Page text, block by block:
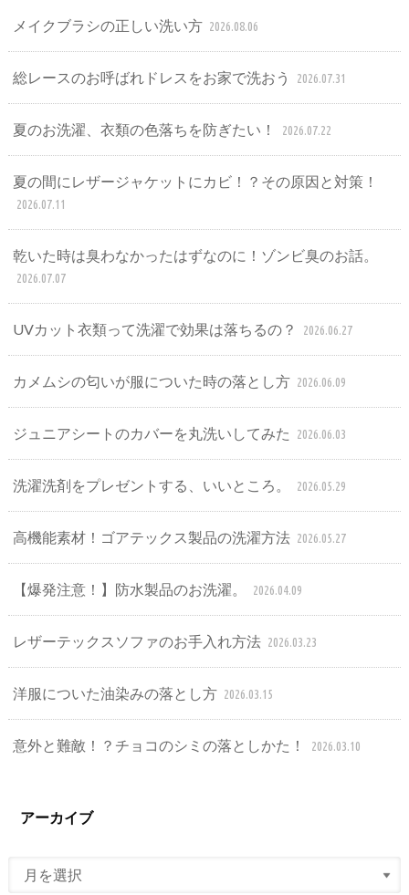
メイクブラシの正しい洗い方 2026.08.06
総レースのお呼ばれドレスをお家で洗おう 2026.07.31
夏のお洗濯、衣類の色落ちを防ぎたい！ 2026.07.22
夏の間にレザージャケットにカビ！？その原因と対策！
2026.07.11
乾いた時は臭わなかったはずなのに！ゾンビ臭のお話。
2026.07.07
UVカット衣類って洗濯で効果は落ちるの？ 2026.06.27
カメムシの匂いが服についた時の落とし方 2026.06.09
ジュニアシートのカバーを丸洗いしてみた 2026.06.03
洗濯洗剤をプレゼントする、いいところ。 2026.05.29
高機能素材！ゴアテックス製品の洗濯方法 2026.05.27
【爆発注意！】防水製品のお洗濯。 2026.04.09
レザーテックスソファのお手入れ方法 2026.03.23
洋服についた油染みの落とし方 2026.03.15
意外と難敵！？チョコのシミの落としかた！ 2026.03.10
アーカイブ